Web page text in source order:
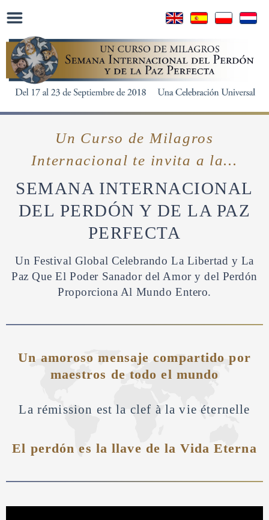
Un Curso de Milagros
Internacional te invita a la...
SEMANA INTERNACIONAL
DEL PERDÓN Y DE LA PAZ
PERFECTA
Un Festival Global Celebrando La Libertad y La
Paz Que El Poder Sanador del Amor y del Perdón
Proporciona Al Mundo Entero.
Un amoroso mensaje compartido por
maestros de todo el mundo
La rémission est la clef à la vie éternelle
El perdón es la llave de la Vida Eterna